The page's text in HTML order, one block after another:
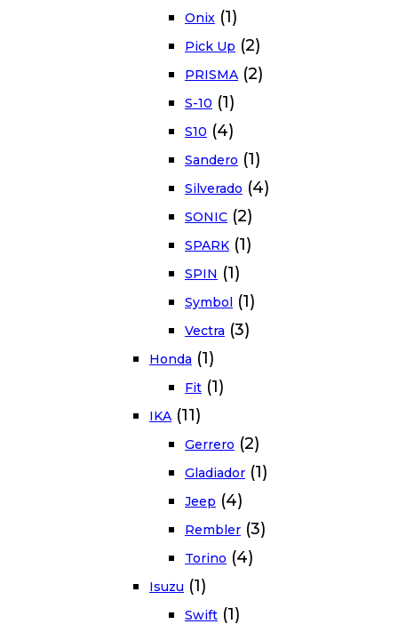
Onix (1)
Pick Up (2)
PRISMA (2)
S-10 (1)
S10 (4)
Sandero (1)
Silverado (4)
SONIC (2)
SPARK (1)
SPIN (1)
Symbol (1)
Vectra (3)
Honda (1)
Fit (1)
IKA (11)
Gerrero (2)
Gladiador (1)
Jeep (4)
Rembler (3)
Torino (4)
Isuzu (1)
Swift (1)